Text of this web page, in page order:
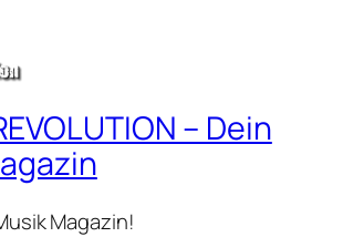
– Dein
Magazin!